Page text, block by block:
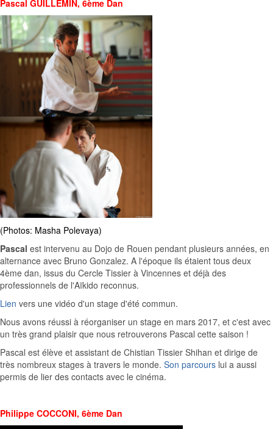
Pascal GUILLEMIN, 6ème Dan
(Photos: Masha Polevaya)
Pascal est intervenu au Dojo de Rouen pendant plusieurs années, en
alternance avec Bruno Gonzalez. A l'époque ils étaient tous deux
4ème dan, issus du Cercle Tissier à Vincennes et déjà des
professionnels de l'Aïkido reconnus.
Lien vers une vidéo d'un stage d'été commun.
Nous avons réussi à réorganiser un stage en mars 2017, et c'est avec
un très grand plaisir que nous retrouverons Pascal cette saison !
Pascal est élève et assistant de Chistian Tissier Shihan et dirige de
très nombreux stages à travers le monde. Son parcours lui a aussi
permis de lier des contacts avec le cinéma.
Philippe COCCONI, 6ème Dan